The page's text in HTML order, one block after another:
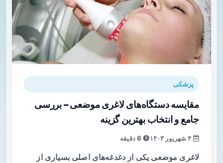
پزشکی
مقایسه دستگاه‌های لاغری موضعی – بررسی
جامع و انتخاب بهترین گزینه
6 دقیقه
لاغری موضعی یکی از دغدغه‌های اصلی بسیاری از